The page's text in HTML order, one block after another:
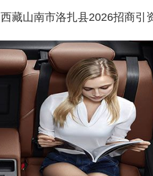
西藏山南市洛扎县2026招商引